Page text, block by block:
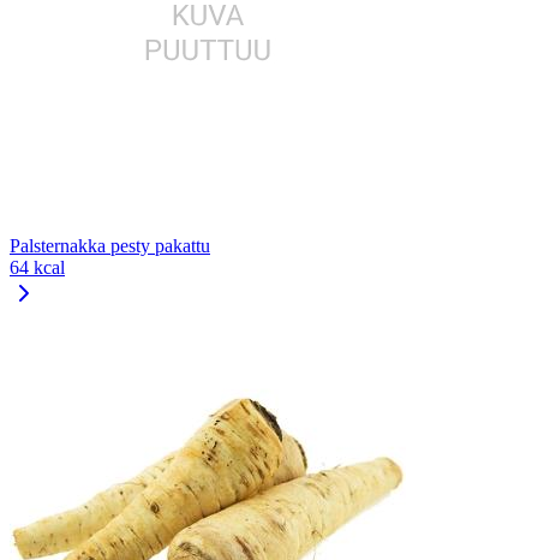
Palsternakka pesty pakattu
64 kcal